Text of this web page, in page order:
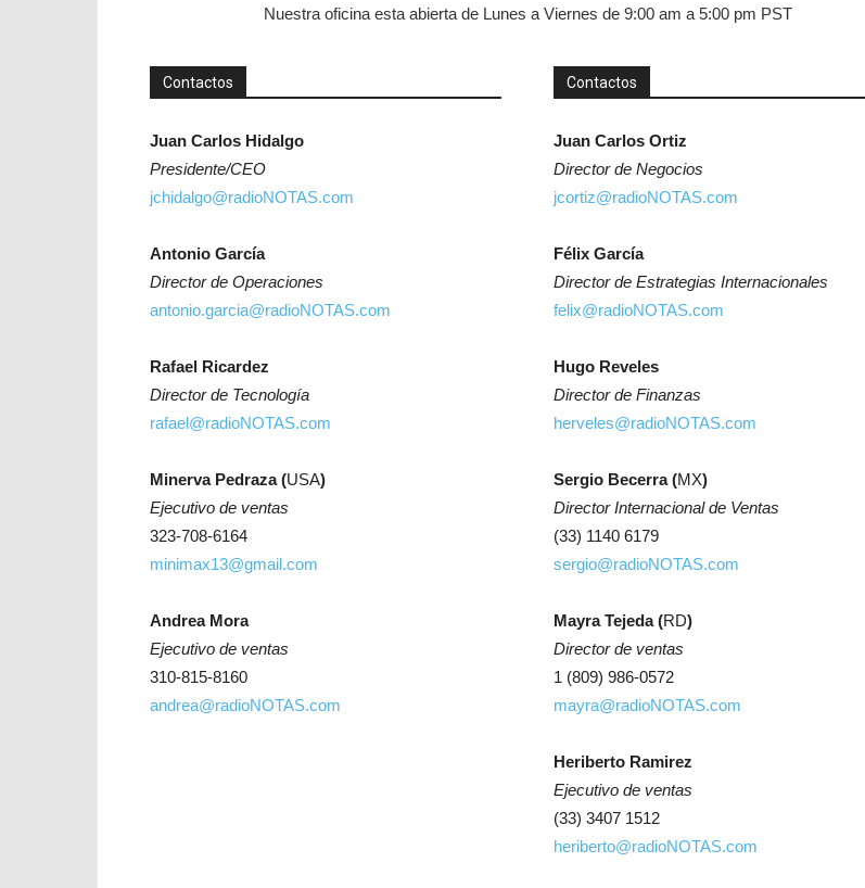
Nuestra oficina esta abierta de Lunes a Viernes de 9:00 am a 5:00 pm PST
Contactos
Juan Carlos Hidalgo
Presidente/CEO
jchidalgo@radioNOTAS.com
Antonio García
Director de Operaciones
antonio.garcia@radioNOTAS.com
Rafael Ricardez
Director de Tecnología
rafael@radioNOTAS.com
Minerva Pedraza (USA)
Ejecutivo de ventas
323-708-6164
minimax13@gmail.com
Andrea Mora
Ejecutivo de ventas
310-815-8160
andrea@radioNOTAS.com
Contactos
Juan Carlos Ortiz
Director de Negocios
jcortiz@radioNOTAS.com
Félix García
Director de Estrategias Internacionales
felix@radioNOTAS.com
Hugo Reveles
Director de Finanzas
herveles@radioNOTAS.com
Sergio Becerra (MX)
Director Internacional de Ventas
(33) 1140 6179
sergio@radioNOTAS.com
Mayra Tejeda (RD)
Director de ventas
1 (809) 986-0572
mayra@radioNOTAS.com
Heriberto Ramirez
Ejecutivo de ventas
(33) 3407 1512
heriberto@radioNOTAS.com